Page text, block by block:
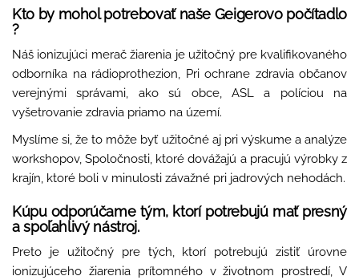
Kto by mohol potrebovať naše Geigerovo počítadlo
?
Náš ionizujúci merač žiarenia je užitočný pre kvalifikovaného
odborníka na rádioprothezion, Pri ochrane zdravia občanov
verejnými správami, ako sú obce, ASL a políciou na
vyšetrovanie zdravia priamo na území.
Myslíme si, že to môže byť užitočné aj pri výskume a analýze
workshopov, Spoločnosti, ktoré dovážajú a pracujú výrobky z
krajín, ktoré boli v minulosti závažné pri jadrových nehodách.
Kúpu odporúčame tým, ktorí potrebujú mať presný
a spoľahlivý nástroj.
Preto je užitočný pre tých, ktorí potrebujú zistiť úrovne
ionizujúceho žiarenia prítomného v životnom prostredí, V